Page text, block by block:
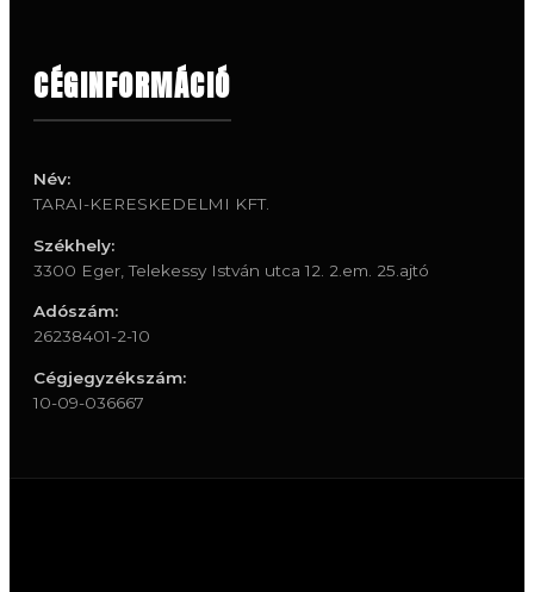
CÉGINFORMÁCIÓ
Név:
TARAI-KERESKEDELMI KFT.
Székhely:
3300 Eger, Telekessy István utca 12. 2.em. 25.ajtó
Adószám:
26238401-2-10
Cégjegyzékszám:
10-09-036667